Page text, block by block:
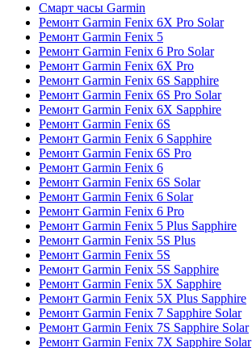
Смарт часы Garmin
Ремонт Garmin Fenix 6X Pro Solar
Ремонт Garmin Fenix 5
Ремонт Garmin Fenix 6 Pro Solar
Ремонт Garmin Fenix 6X Pro
Ремонт Garmin Fenix 6S Sapphire
Ремонт Garmin Fenix 6S Pro Solar
Ремонт Garmin Fenix 6X Sapphire
Ремонт Garmin Fenix 6S
Ремонт Garmin Fenix 6 Sapphire
Ремонт Garmin Fenix 6S Pro
Ремонт Garmin Fenix 6
Ремонт Garmin Fenix 6S Solar
Ремонт Garmin Fenix 6 Solar
Ремонт Garmin Fenix 6 Pro
Ремонт Garmin Fenix 5 Plus Sapphire
Ремонт Garmin Fenix 5S Plus
Ремонт Garmin Fenix 5S
Ремонт Garmin Fenix 5S Sapphire
Ремонт Garmin Fenix 5X Sapphire
Ремонт Garmin Fenix 5X Plus Sapphire
Ремонт Garmin Fenix 7 Sapphire Solar
Ремонт Garmin Fenix 7S Sapphire Solar
Ремонт Garmin Fenix 7X Sapphire Solar